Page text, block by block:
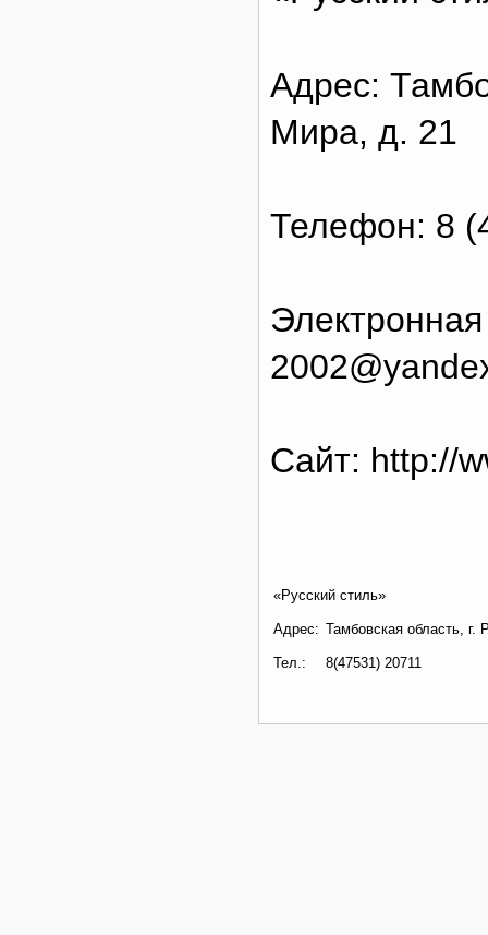
Адрес:
Мира, д. 21
Телефон: 8
Сайт: http://
«Русский стиль»
Адрес: Тамбовская область,
Тел.: 8(47531) 20711